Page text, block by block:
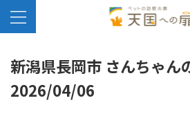
新潟県長岡市 さんちゃん
2026/04/06